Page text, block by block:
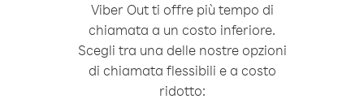
Viber Out ti offre più tempo di
chiamata a un costo inferiore.
Scegli tra una delle nostre opzioni
di chiamata flessibili e a costo
ridotto: